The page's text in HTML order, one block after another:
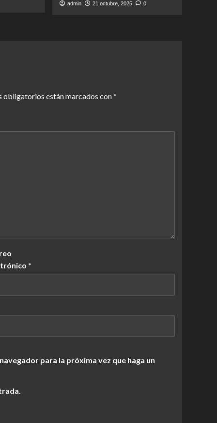
admin 21 octubre, 2025 0
obligatorios están marcados con*
*
para la próxima vez que haga un